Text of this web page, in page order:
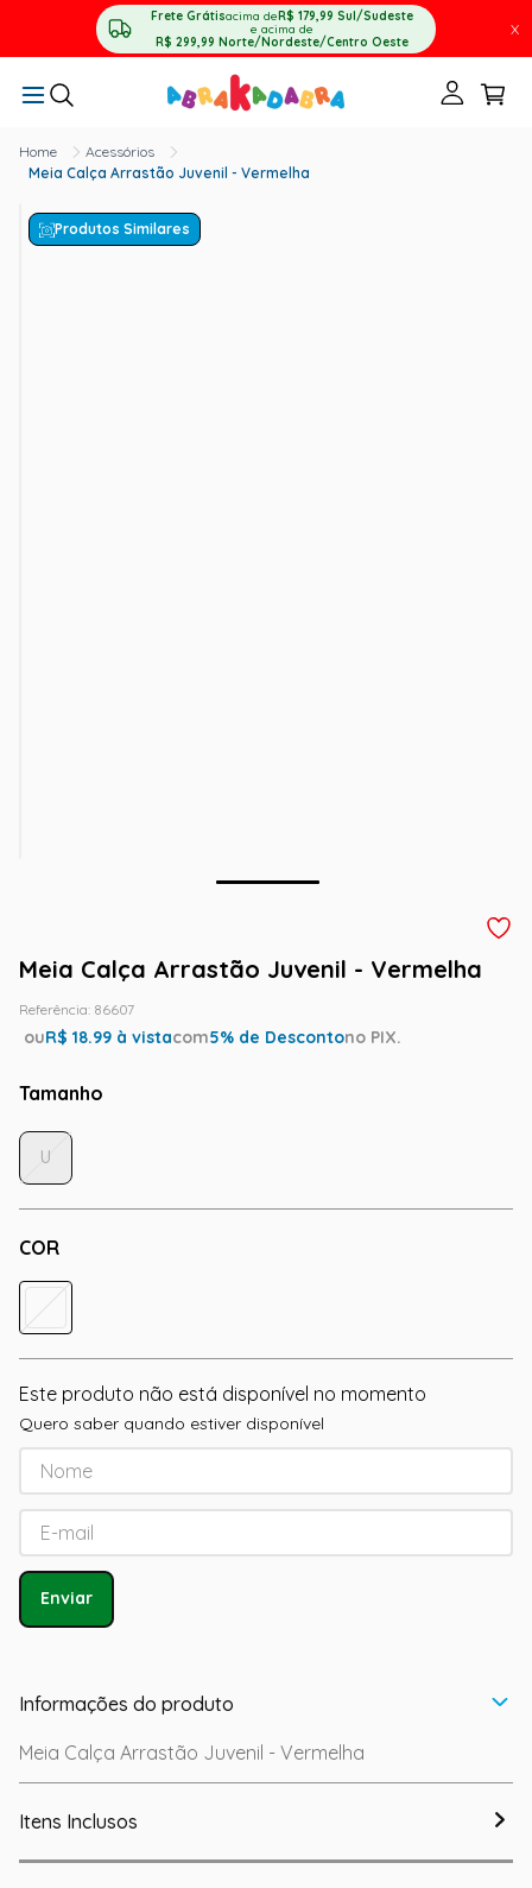
Frete Grátisacima deR$ 179,99 Sul/Sudeste
e acima de
R$ 299,99 Norte/Nordeste/Centro Oeste
X
Acessórios
Meia Calça Arrastão Juvenil - Vermelha
Produtos Similares
Meia Calça Arrastão Juvenil - Vermelha
Referência: 86607
ouR$ 18.99 à vistacom5% de Descontono PIX.
Tamanho
COR
U
Este produto não está disponível no momento
Quero saber quando estiver disponível
Enviar
Informações do produto
Meia Calça Arrastão Juvenil - Vermelha
Itens Inclusos